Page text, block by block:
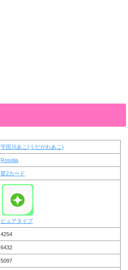
宇田川あこ(うだがわあこ)
Roselia
星2カード
ピュアタイプ
4254
6432
5097